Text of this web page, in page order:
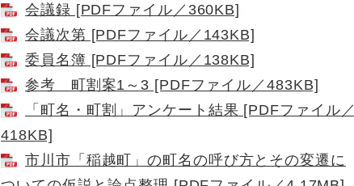
会議録 [PDFファイル／360KB]
会議次第 [PDFファイル／143KB]
委員名簿 [PDFファイル／138KB]
参考 町割案1～3 [PDFファイル／483KB]
「町名・町割」アンケート結果 [PDFファイル／
418KB]
市川市「稲越町」の町名の呼び方とその変遷に